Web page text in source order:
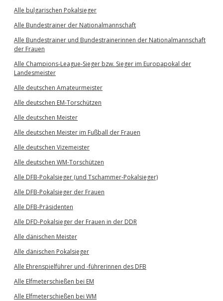
Alle bulgarischen Pokalsieger
Alle Bundestrainer der Nationalmannschaft
Alle Bundestrainer und Bundestrainerinnen der Nationalmannschaft
der Frauen
Alle Champions-League-Sieger bzw. Sieger im Europapokal der
Landesmeister
Alle deutschen Amateurmeister
Alle deutschen EM-Torschützen
Alle deutschen Meister
Alle deutschen Meister im Fußball der Frauen
Alle deutschen Vizemeister
Alle deutschen WM-Torschützen
Alle DFB-Pokalsieger (und Tschammer-Pokalsieger)
Alle DFB-Pokalsieger der Frauen
Alle DFB-Präsidenten
Alle DFD-Pokalsieger der Frauen in der DDR
Alle dänischen Meister
Alle dänischen Pokalsieger
Alle Ehrenspielführer und -führerinnen des DFB
Alle Elfmeterschießen bei EM
Alle Elfmeterschießen bei WM